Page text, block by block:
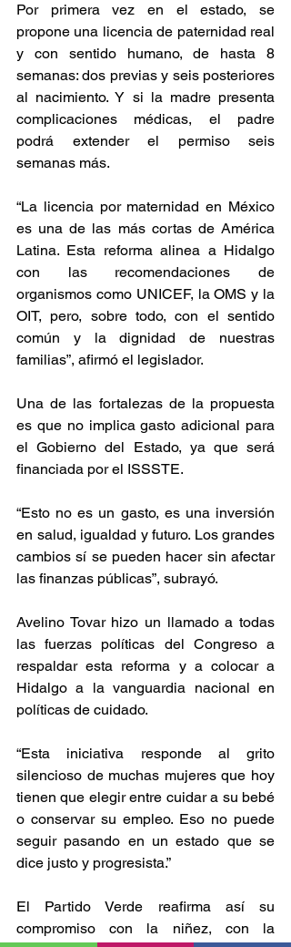
Por primera vez en el estado, se
propone una licencia de paternidad real
y con sentido humano, de hasta 8
semanas: dos previas y seis posteriores
al nacimiento. Y si la madre presenta
complicaciones médicas, el padre
podrá extender el permiso seis
semanas más.
“La licencia por maternidad en México
es una de las más cortas de América
Latina. Esta reforma alinea a Hidalgo
con las recomendaciones de
organismos como UNICEF, la OMS y la
OIT, pero, sobre todo, con el sentido
común y la dignidad de nuestras
familias”, afirmó el legislador.
Una de las fortalezas de la propuesta
es que no implica gasto adicional para
el Gobierno del Estado, ya que será
financiada por el ISSSTE.
“Esto no es un gasto, es una inversión
en salud, igualdad y futuro. Los grandes
cambios sí se pueden hacer sin afectar
las finanzas públicas”, subrayó.
Avelino Tovar hizo un llamado a todas
las fuerzas políticas del Congreso a
respaldar esta reforma y a colocar a
Hidalgo a la vanguardia nacional en
políticas de cuidado.
“Esta iniciativa responde al grito
silencioso de muchas mujeres que hoy
tienen que elegir entre cuidar a su bebé
o conservar su empleo. Eso no puede
seguir pasando en un estado que se
dice justo y progresista.”
El Partido Verde reafirma así su
compromiso con la niñez, con la